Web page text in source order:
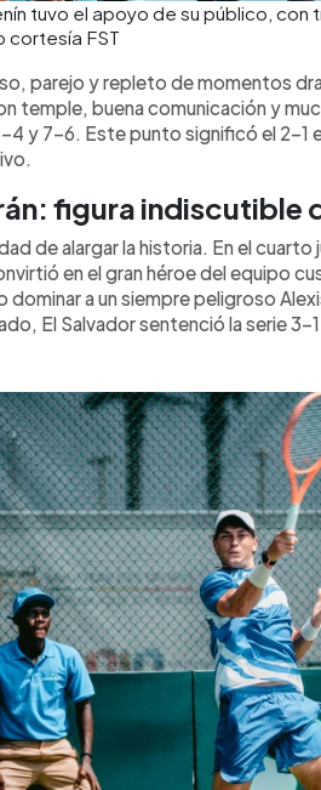
tuvo el apoyo de su público, con
cortesía FST
parejo y repleto de momentos
temple, buena comunicación y
y 7-6. Este punto significó el 2-1
figura indiscutible
de alargar la historia. En el
en el gran héroe del equipo
dominar a un siempre peligroso
El Salvador sentenció la serie 3-